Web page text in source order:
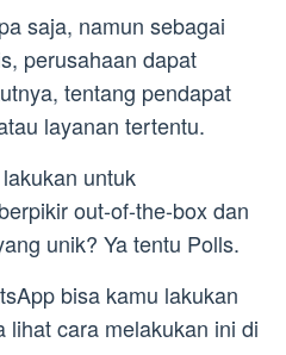
saja, namun sebagai
perusahaan dapat
tentang pendapat
layanan tertentu.
untuk
out-of-the-box dan
unik? Ya tentu Polls.
bisa kamu lakukan
lihat cara melakukan ini di